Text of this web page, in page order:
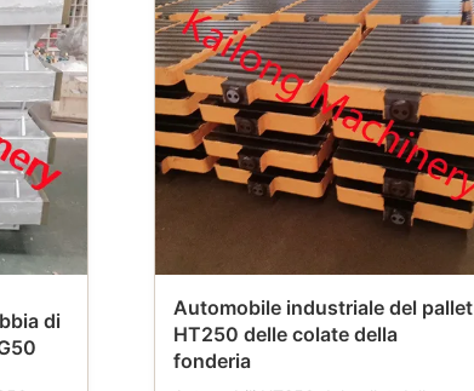
di
Automobile industriale del pallet
HT250 delle colate della
fonderia